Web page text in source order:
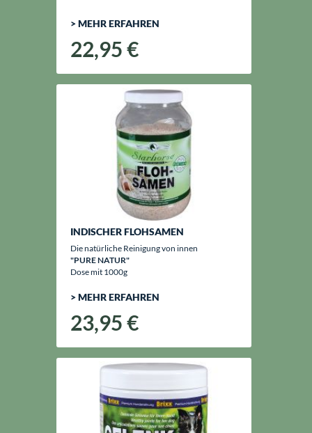
> MEHR ERFAHREN
22,95 €
INDISCHER FLOHSAMEN
Die natürliche Reinigung von innen
"PURE NATUR"
Dose mit 1000g
> MEHR ERFAHREN
23,95 €